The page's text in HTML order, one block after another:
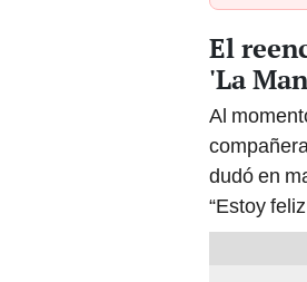
El
'La
Al
dudó en
“Estoy